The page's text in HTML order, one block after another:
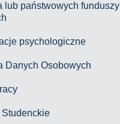
lub państwowych funduszy
psychologiczne
Danych Osobowych